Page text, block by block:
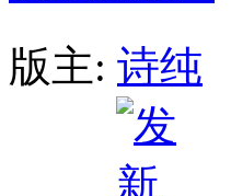
版主: 诗纯